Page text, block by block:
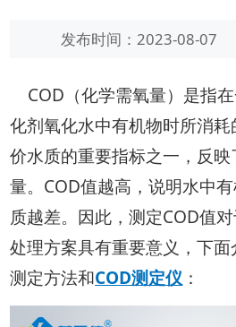
发布时间：2023-08-07
COD（化学需氧量）是指
化剂氧化水中有机物时所消
价水质的重要指标之一，反
量。COD值越高，说明水中
质越差。因此，测定COD值
处理方案具有重要意义，下
测定方法和COD测定仪 ：